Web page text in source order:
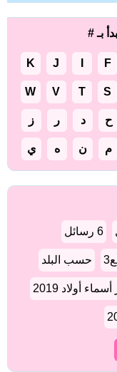
بـ #
F
J
K
S
T
V
W
ح د ر ز
م ن ه ي
6 رسائل
حسب البلد
أولاد 2019